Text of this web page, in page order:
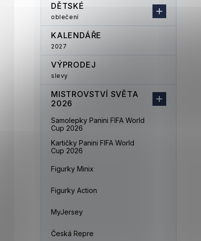
DĚTSKÉ
oblečení
KALENDÁŘE
2027
VÝPRODEJ
slevy
MISTROVSTVÍ SVĚTA
2026
Samolepky Panini FIFA World
Cup 2026
Kartičky Panini FIFA World
Cup 2026
Figurky Minix
Figurky Action
MyJersey
Česká Repre